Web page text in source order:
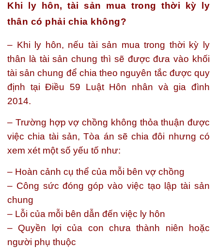
Khi ly hôn, tài sản mua trong thời kỳ ly
thân có phải chia không?
– Khi ly hôn, nếu tài sản mua trong thời kỳ ly
thân là tài sản chung thì sẽ được đưa vào khối
tài sản chung để chia theo nguyên tắc được quy
định tại Điều 59 Luật Hôn nhân và gia đình
2014.
– Trường hợp vợ chồng không thỏa thuận được
việc chia tài sản, Tòa án sẽ chia đôi nhưng có
xem xét một số yếu tố như:
– Hoàn cảnh cụ thể của mỗi bên vợ chồng
– Công sức đóng góp vào việc tạo lập tài sản
chung
– Lỗi của mỗi bên dẫn đến việc ly hôn
– Quyền lợi của con chưa thành niên hoặc
người phụ thuộc